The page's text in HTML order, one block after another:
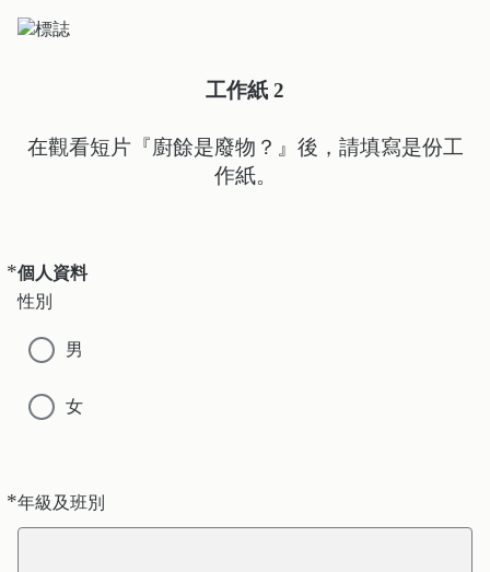
工作紙 2
在觀看短片『廚餘是廢物？』後，請填寫是份工
作紙。
*個人資料
性別
必
要
男
女
*年級及班別
必
要